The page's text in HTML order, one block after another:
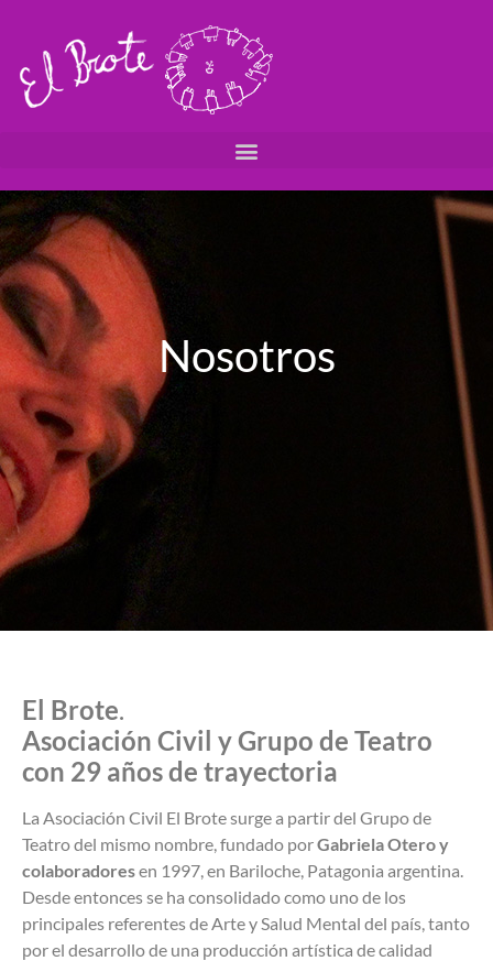
Nosotros
El Brote.
Asociación Civil y Grupo de Teatro
con 29 años de trayectoria
La Asociación Civil El Brote surge a partir del Grupo de
Teatro del mismo nombre, fundado porGabriela Otero y
colaboradoresen 1997, en Bariloche, Patagonia argentina.
Desde entonces se ha consolidado como uno de los
principales referentes de Arte y Salud Mental del país, tanto
por el desarrollo de una producción artística de calidad